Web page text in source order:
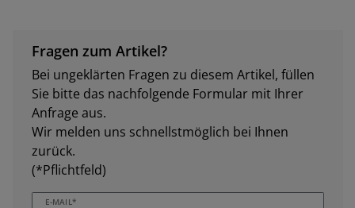
Fragen zum Artikel?
Bei ungeklärten Fragen zu diesem Artikel, füllen
Sie bitte das nachfolgende Formular mit Ihrer
Anfrage aus.
Wir melden uns schnellstmöglich bei Ihnen
zurück.
(*Pflichtfeld)
E-MAIL*